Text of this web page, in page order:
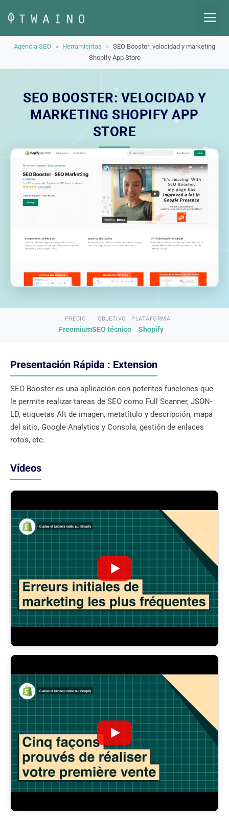
contenido
Agencia SEO » Herramientas » SEO Booster: velocidad y marketing
Shopify App Store
SEO BOOSTER: VELOCIDAD Y
MARKETING SHOPIFY APP
STORE
PRECIO
Freemium
OBJETIVO
SEO técnico
PLATAFORMA
Shopify
Presentación Rápida : Extension
SEO Booster es una aplicación con potentes funciones que
le permite realizar tareas de SEO como Full Scanner, JSON-
LD, etiquetas Alt de imagen, metatítulo y descripción, mapa
del sitio, Google Analytics y Consola, gestión de enlaces
rotos, etc.
Vídeos